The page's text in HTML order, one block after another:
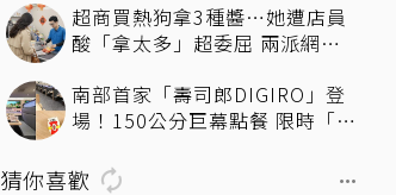
超商買熱狗拿3種醬…她遭店員
酸「拿太多」超委屈 兩派網友
南部首家「壽司郎DIGIRO」登
場！150公分巨幕點餐 限時「生
猜你喜歡